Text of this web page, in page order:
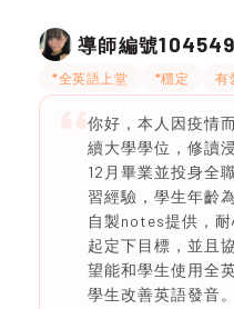
導師編號104549
*全英語上堂 *穩定 有
你好，本人因疫情
續大學學位，修讀
12月畢業並投身全
習經驗，學生年齡
自製notes提供，
起定下目標，並且
望能和學生使用全
學生改善英語發音。